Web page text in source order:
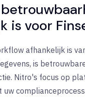
is voor
afhankelijk is
is
Nitro's focus op
uw